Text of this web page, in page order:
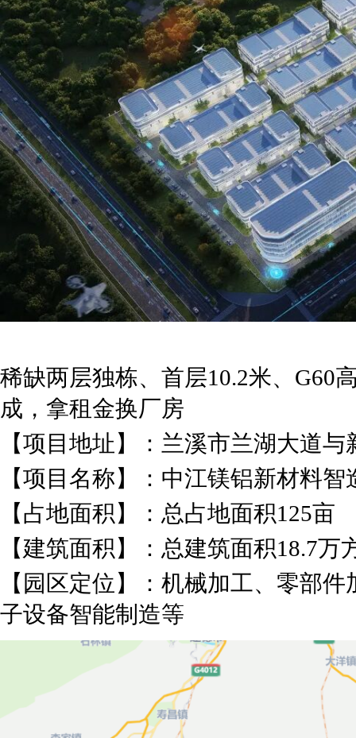
稀缺两层独栋、首层10.2米、G60
成，拿租金换厂房
【项目地址】：兰溪市兰湖大道
【项目名称】：中江镁铝新材料智
【占地面积】：总占地面积125亩
【建筑面积】：总建筑面积18.7万
【园区定位】：机械加工、零部
子设备智能制造等